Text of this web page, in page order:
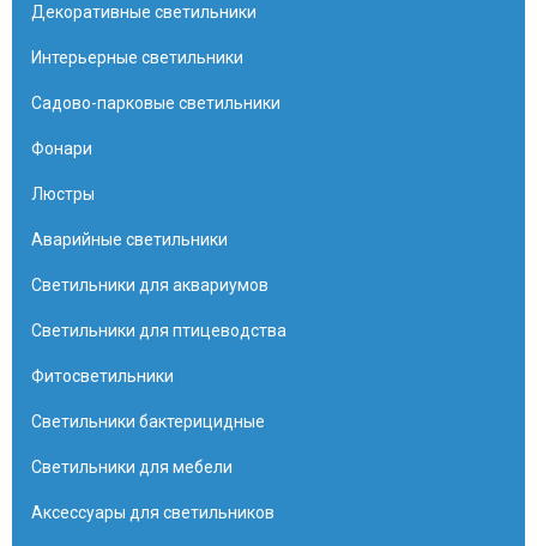
Декоративные светильники
Интерьерные светильники
Садово-парковые светильники
Фонари
Люстры
Аварийные светильники
Светильники для аквариумов
Светильники для птицеводства
Фитосветильники
Светильники бактерицидные
Светильники для мебели
Аксессуары для светильников